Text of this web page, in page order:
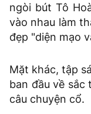
ngòi bút Tô
vào nhau làm
đẹp "diện mạo
Mặt khác, tập
ban đầu về sắc
câu chuyện cổ.